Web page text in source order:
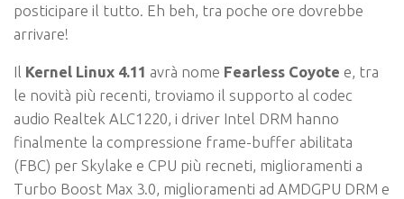
posticipare il tutto. Eh beh, tra poche ore dovrebbe
arrivare!
Il Kernel Linux 4.11 avrà nome Fearless Coyote e, tra
le novità più recenti, troviamo il supporto al codec
audio Realtek ALC1220, i driver Intel DRM hanno
finalmente la compressione frame-buffer abilitata
(FBC) per Skylake e CPU più recneti, miglioramenti a
Turbo Boost Max 3.0, miglioramenti ad AMDGPU DRM e